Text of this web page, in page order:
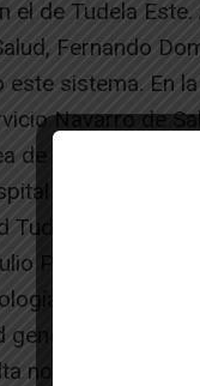
el de Tudela
Fernando
este sistema. En
Navarro de
de Salud de
Reina Sofía
Tudela Este,
Pérez, entre
consiste
genere una
no presencial